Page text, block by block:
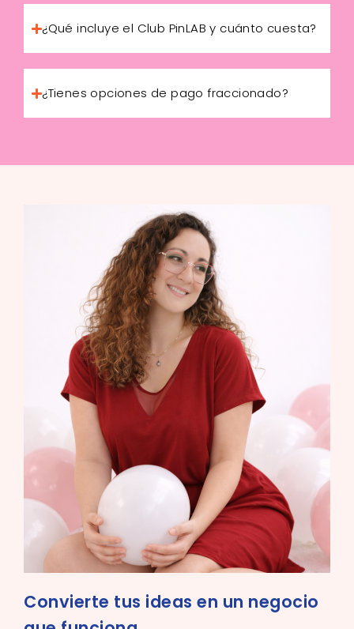
¿Qué incluye el Club PinLAB y cuánto cuesta?
¿Tienes opciones de pago fraccionado?
Convierte tus ideas en un negocio